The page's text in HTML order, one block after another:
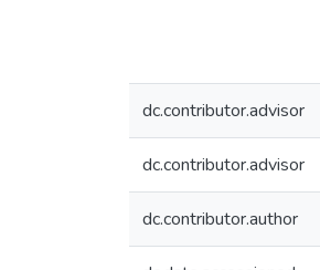
dc.contributor.advisor
dc.contributor.advisor
dc.contributor.author